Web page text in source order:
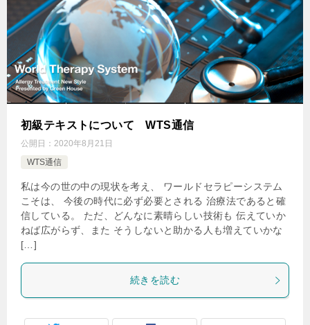
初級テキストについて WTS通信
公開日： 2020年8月21日
WTS通信
私は今の世の中の現状を考え、 ワールドセラピーシステム
こそは、 今後の時代に必ず必要とされる 治療法であると確
信している。 ただ、どんなに素晴らしい技術も 伝えていか
ねば広がらず、また そうしないと助かる人も増えていかな
[…]
続きを読む